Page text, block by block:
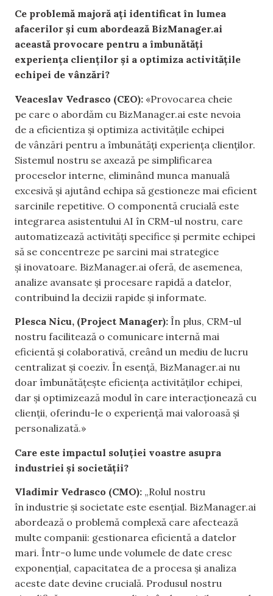
Ce problemă majoră ați identificat în lumea
afacerilor și cum abordează BizManager.ai
această provocare pentru a îmbunătăți
experiența clienților și a optimiza activitățile
echipei de vânzări?
Veaceslav Vedrasco (CEO): «Provocarea cheie
pe care o abordăm cu BizManager.ai este nevoia
de a eficientiza și optimiza activitățile echipei
de vânzări pentru a îmbunătăți experiența clienților.
Sistemul nostru se axează pe simplificarea
proceselor interne, eliminând munca manuală
excesivă și ajutând echipa să gestioneze mai eficient
sarcinile repetitive. O componentă crucială este
integrarea asistentului AI în CRM-ul nostru, care
automatizează activități specifice și permite echipei
să se concentreze pe sarcini mai strategice
și inovatoare. BizManager.ai oferă, de asemenea,
analize avansate și procesare rapidă a datelor,
contribuind la decizii rapide și informate.
Plesca Nicu, (Project Manager): În plus, CRM-ul
nostru facilitează o comunicare internă mai
eficientă și colaborativă, creând un mediu de lucru
centralizat și coeziv. În esență, BizManager.ai nu
doar îmbunătățește eficiența activităților echipei,
dar și optimizează modul în care interacționează cu
clienții, oferindu-le o experiență mai valoroasă și
personalizată.»
Care este impactul soluției voastre asupra
industriei și societății?
Vladimir Vedrasco (CMO): „Rolul nostru
în industrie și societate este esențial. BizManager.ai
abordează o problemă complexă care afectează
multe companii: gestionarea eficientă a datelor
mari. Într-o lume unde volumele de date cresc
exponențial, capacitatea de a procesa și analiza
aceste date devine crucială. Produsul nostru